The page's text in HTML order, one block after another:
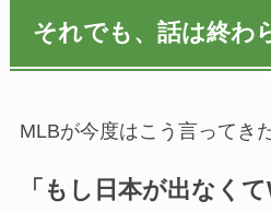
それでも、話は終わ
MLBが今度はこう言ってきた
「もし日本が出なく